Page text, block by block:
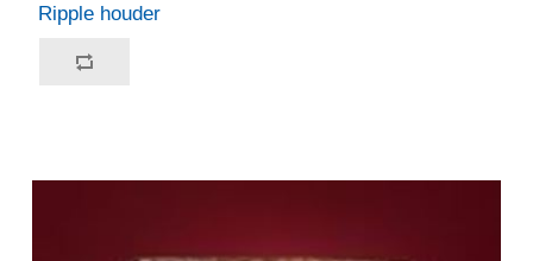
Ripple houder